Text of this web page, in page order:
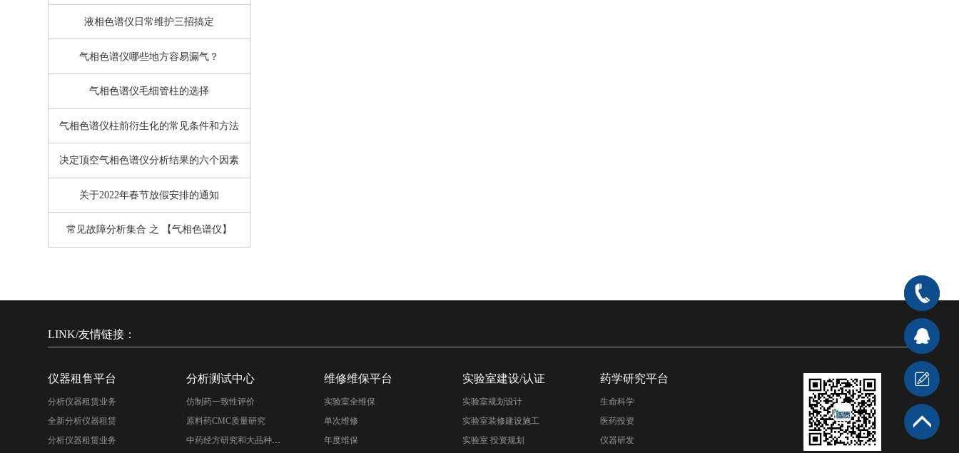
液相色谱仪日常维护三招搞定
气相色谱仪哪些地方容易漏气？
气相色谱仪毛细管柱的选择
气相色谱仪柱前衍生化的常见条件和方法
决定顶空气相色谱仪分析结果的六个因素
关于2022年春节放假安排的通知
常见故障分析集合 之 【气相色谱仪】
LINK/友情链接：
仪器租售平台
分析仪器租赁业务
全新分析仪器租赁
分析仪器租赁业务
分析测试中心
仿制药一致性评价
原料药CMC质量研究
中药经方研究和大品种二次开发
维修维保平台
实验室全维保
单次维修
年度维保
实验室建设/认证
实验室规划设计
实验室装修建设施工
实验室 投资规划
药学研究平台
生命科学
医药投资
仪器研发
400-
666-
7176
在线客
服1 在
线客服2